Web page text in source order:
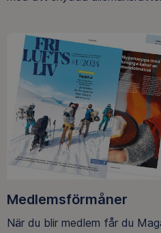
Medlemsförmåner
När du blir medlem får du